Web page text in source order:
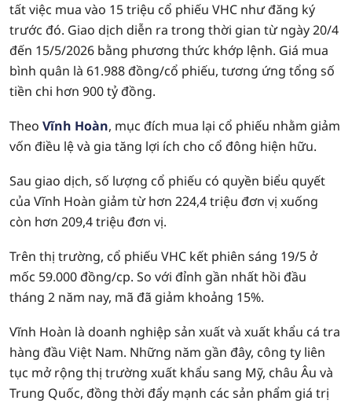
tất việc mua vào 15 triệu cổ phiếu VHC như đăng ký
trước đó. Giao dịch diễn ra trong thời gian từ ngày 20/4
đến 15/5/2026 bằng phương thức khớp lệnh. Giá mua
bình quân là 61.988 đồng/cổ phiếu, tương ứng tổng số
tiền chi hơn 900 tỷ đồng.
Theo Vĩnh Hoàn, mục đích mua lại cổ phiếu nhằm giảm
vốn điều lệ và gia tăng lợi ích cho cổ đông hiện hữu.
Sau giao dịch, số lượng cổ phiếu có quyền biểu quyết
của Vĩnh Hoàn giảm từ hơn 224,4 triệu đơn vị xuống
còn hơn 209,4 triệu đơn vị.
Trên thị trường, cổ phiếu VHC kết phiên sáng 19/5 ở
mốc 59.000 đồng/cp. So với đỉnh gần nhất hồi đầu
tháng 2 năm nay, mã đã giảm khoảng 15%.
Vĩnh Hoàn là doanh nghiệp sản xuất và xuất khẩu cá tra
hàng đầu Việt Nam. Những năm gần đây, công ty liên
tục mở rộng thị trường xuất khẩu sang Mỹ, châu Âu và
Trung Quốc, đồng thời đẩy mạnh các sản phẩm giá trị